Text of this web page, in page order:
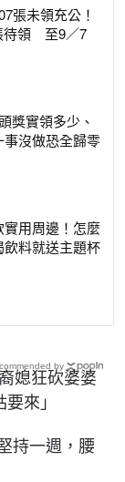
張未領充公！
待領 至9／7
獎實領多少、
沒做恐全歸零
用周邊！怎麼
料就送主題杯
媳狂砍婆婆
來」
持一週，腰
by